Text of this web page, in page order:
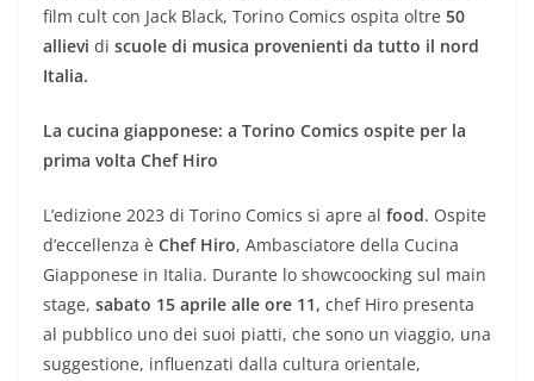
film cult con Jack Black, Torino Comics ospita oltre 50
allievi di scuole di musica provenienti da tutto il nord
Italia.
La cucina giapponese: a Torino Comics ospite per la
prima volta Chef Hiro
L’edizione 2023 di Torino Comics si apre al food. Ospite
d’eccellenza è Chef Hiro, Ambasciatore della Cucina
Giapponese in Italia. Durante lo showcoocking sul main
stage, sabato 15 aprile alle ore 11, chef Hiro presenta
al pubblico uno dei suoi piatti, che sono un viaggio, una
suggestione, influenzati dalla cultura orientale,